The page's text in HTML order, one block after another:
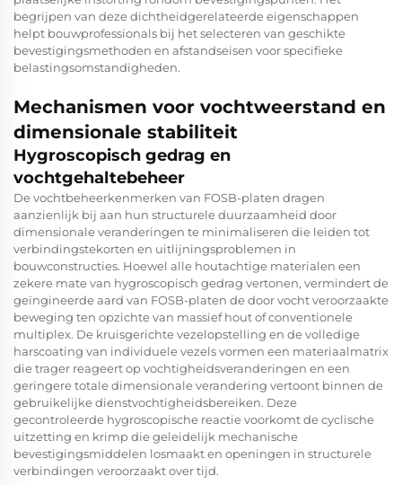
begrijpen van deze dichtheidgerelateerde eigenschappen
helpt bouwprofessionals bij het selecteren van geschikte
bevestigingsmethoden en afstandseisen voor specifieke
belastingsomstandigheden.
Mechanismen voor vochtweerstand en
dimensionale stabiliteit
Hygroscopisch gedrag en
vochtgehaltebeheer
De vochtbeheerkenmerken van FOSB-platen dragen
aanzienlijk bij aan hun structurele duurzaamheid door
dimensionale veranderingen te minimaliseren die leiden tot
verbindingstekorten en uitlijningsproblemen in
bouwconstructies. Hoewel alle houtachtige materialen een
zekere mate van hygroscopisch gedrag vertonen, vermindert de
geïngineerde aard van FOSB-platen de door vocht veroorzaakte
beweging ten opzichte van massief hout of conventionele
multiplex. De kruisgerichte vezelopstelling en de volledige
harscoating van individuele vezels vormen een materiaalmatrix
die trager reageert op vochtigheidsveranderingen en een
geringere totale dimensionale verandering vertoont binnen de
gebruikelijke dienstvochtigheidsbereiken. Deze
gecontroleerde hygroscopische reactie voorkomt de cyclische
uitzetting en krimp die geleidelijk mechanische
bevestigingsmiddelen losmaakt en openingen in structurele
verbindingen veroorzaakt over tijd.